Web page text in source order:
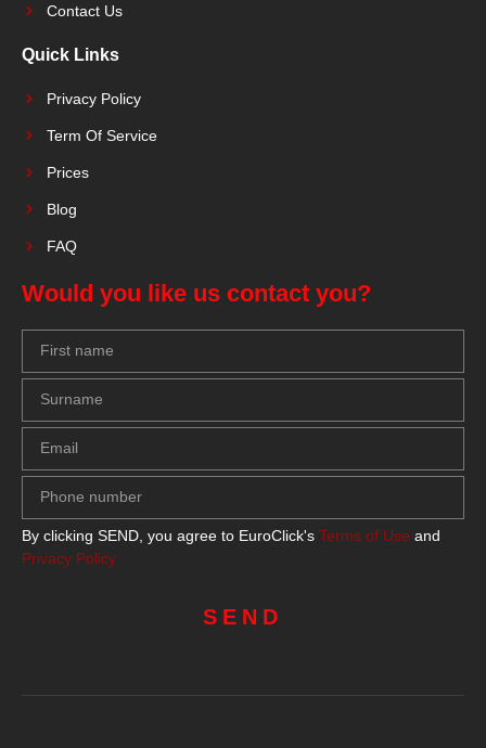
Contact Us
Quick Links
Privacy Policy
Term Of Service
Prices
Blog
FAQ
Would you like us contact you?
By clicking SEND, you agree to EuroClick's Terms of Use and
Privacy Policy
SEND